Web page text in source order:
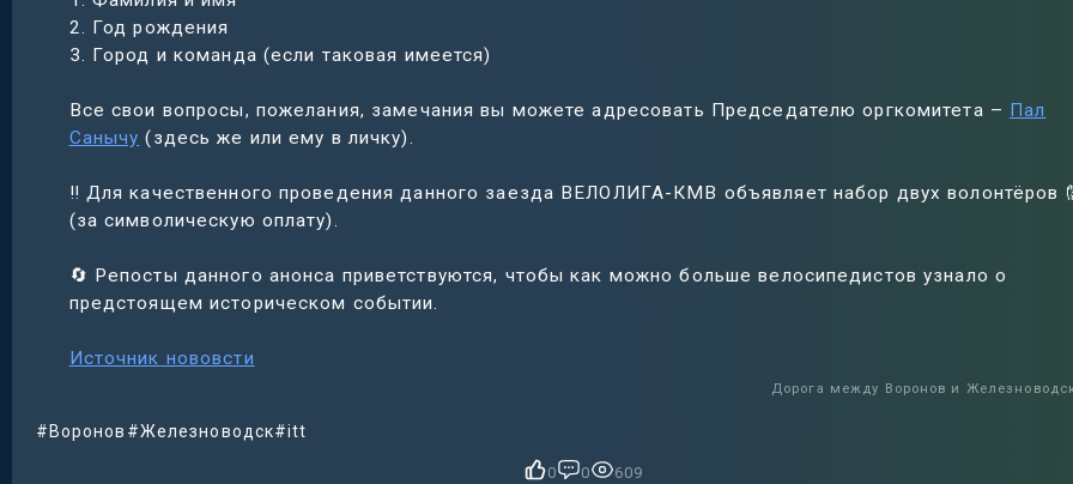
2. Год рождения
3. Город и команда (если таковая имеется)
Все свои вопросы, пожелания, замечания вы можете адресовать Председателю оргкомитета – Пал
Санычу (здесь же или ему в личку).
‼️ Для качественного проведения данного заезда ВЕЛОЛИГА-КМВ объявляет набор двух волонтёров
(за символическую оплату).
🔄 Репосты данного анонса приветствуются, чтобы как можно больше велосипедистов узнало о
предстоящем историческом событии.
Источник нововсти
Дорога между Воронов и
#Воронов #Железноводск#itt
0 0 609